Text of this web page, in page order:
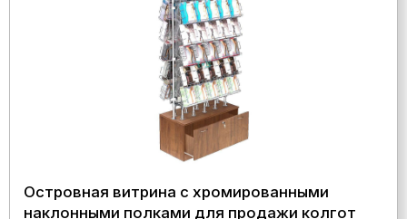
Островная витрина с хромированными
наклонными полками для продажи колгот